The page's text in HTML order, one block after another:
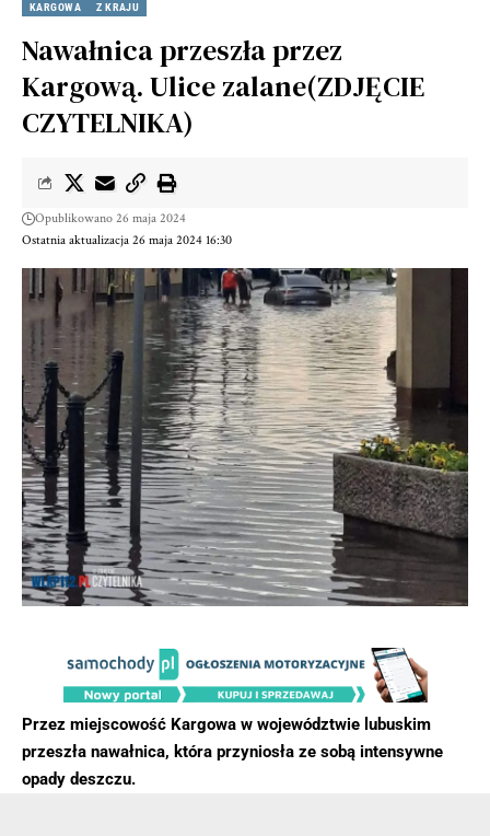
KARGOWA Z KRAJU
Nawałnica przeszła przez
Kargową. Ulice zalane(ZDJĘCIE
CZYTELNIKA)
Ostatnia aktualizacja 26 maja 2024 16:30
Opublikowano 26 maja 2024
Przez miejscowość Kargowa w województwie lubuskim
przeszła nawałnica, która przyniosła ze sobą intensywne
opady deszczu.